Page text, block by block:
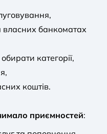
власних банкоматах
категорії,
коштів.
приємностей: